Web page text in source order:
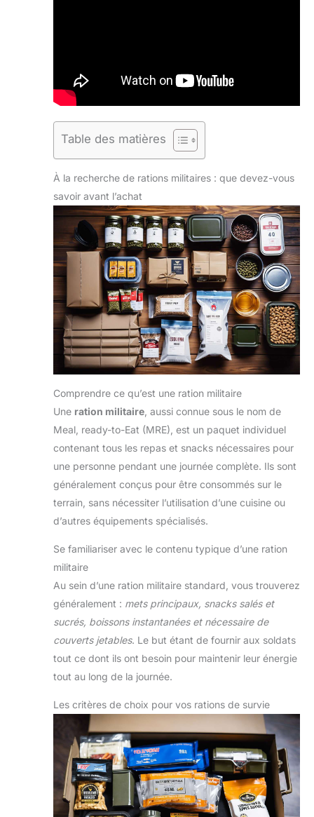
Table des matières
À la recherche de rations militaires : que devez-vous
savoir avant l’achat
Comprendre ce qu’est une ration militaire
Une ration militaire , aussi connue sous le nom de
Meal, ready-to-Eat (MRE), est un paquet individuel
contenant tous les repas et snacks nécessaires pour
une personne pendant une journée complète. Ils sont
généralement conçus pour être consommés sur le
terrain, sans nécessiter l’utilisation d’une cuisine ou
d’autres équipements spécialisés.
Se familiariser avec le contenu typique d’une ration
militaire
Au sein d’une ration militaire standard, vous trouverez
généralement : mets principaux, snacks salés et
sucrés, boissons instantanées et nécessaire de
couverts jetables. Le but étant de fournir aux soldats
tout ce dont ils ont besoin pour maintenir leur énergie
tout au long de la journée.
Les critères de choix pour vos rations de survie